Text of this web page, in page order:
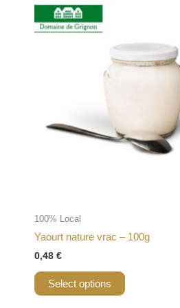
100% Local
Yaourt nature vrac – 100g
0,48 €
Select options